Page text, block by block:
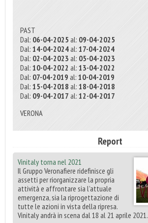
PAST
Dal: 06-04-2025 al: 09-04-2025
Dal: 14-04-2024 al: 17-04-2024
Dal: 02-04-2023 al: 05-04-2023
Dal: 10-04-2022 al: 13-04-2022
Dal: 07-04-2019 al: 10-04-2019
Dal: 15-04-2018 al: 18-04-2018
Dal: 09-04-2017 al: 12-04-2017
VERONA
Report
Vinitaly torna nel 2021
Il Gruppo Veronafiere ridefinisce gli
assetti per riorganizzare la propria
attività e affrontare sia l’attuale
emergenza, sia la riprogettazione di
tutte le azioni in vista della ripresa.
Vinitaly andrà in scena dal 18 al 21 aprile 2021.